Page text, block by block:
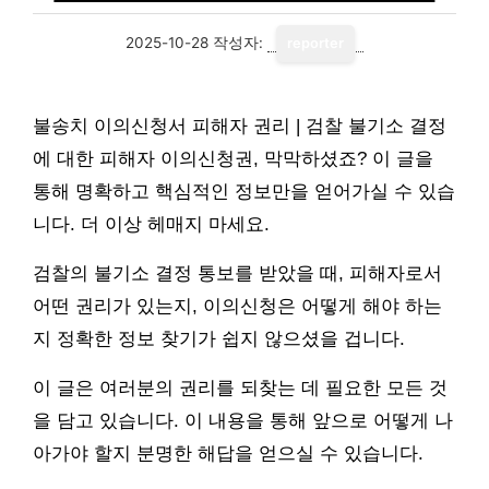
2025-10-28 작성자:
불송치 이의신청서 피해자 권리 | 검찰 불기소 결정
에 대한 피해자 이의신청권, 막막하셨죠? 이 글을
통해 명확하고 핵심적인 정보만을 얻어가실 수 있습
니다. 더 이상 헤매지 마세요.
검찰의 불기소 결정 통보를 받았을 때, 피해자로서
어떤 권리가 있는지, 이의신청은 어떻게 해야 하는
지 정확한 정보 찾기가 쉽지 않으셨을 겁니다.
이 글은 여러분의 권리를 되찾는 데 필요한 모든 것
을 담고 있습니다. 이 내용을 통해 앞으로 어떻게 나
아가야 할지 분명한 해답을 얻으실 수 있습니다.